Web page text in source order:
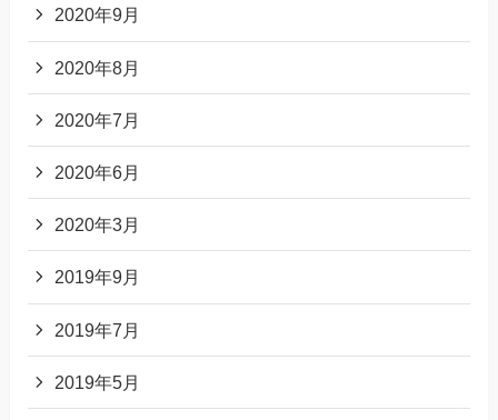
2020年9月
2020年8月
2020年7月
2020年6月
2020年3月
2019年9月
2019年7月
2019年5月